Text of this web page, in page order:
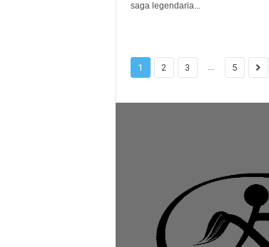
saga legendaria...
1 2 3 ... 5